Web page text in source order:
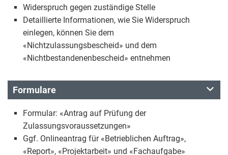
Widerspruch gegen zuständige Stelle
Detaillierte Informationen, wie Sie Widerspruch
einlegen, können Sie dem
«Nichtzulassungsbescheid» und dem
«Nichtbestandenenbescheid» entnehmen
Formulare
Formular: «Antrag auf Prüfung der
Zulassungsvoraussetzungen»
Ggf. Onlineantrag für «Betrieblichen Auftrag»,
«Report», «Projektarbeit» und «Fachaufgabe»